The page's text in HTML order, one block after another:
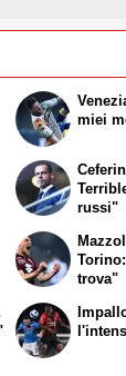
miei
russi"
trova"